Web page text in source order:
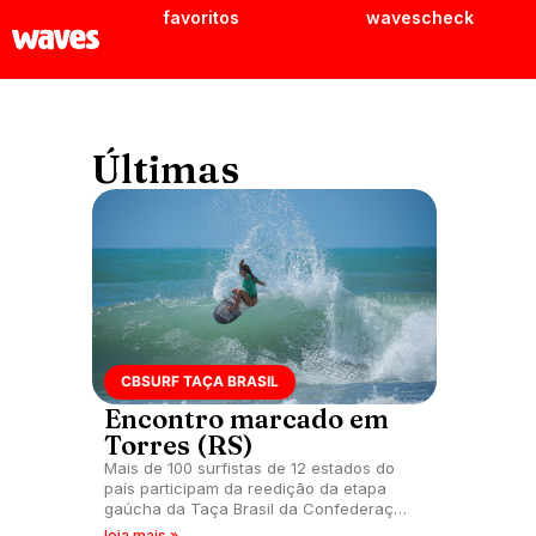
favoritos wavescheck
Últimas
CBSURF TAÇA BRASIL
Encontro marcado em
Torres (RS)
Mais de 100 surfistas de 12 estados do
país participam da reedição da etapa
gaúcha da Taça Brasil da Confederação
Brasileira de Surf.